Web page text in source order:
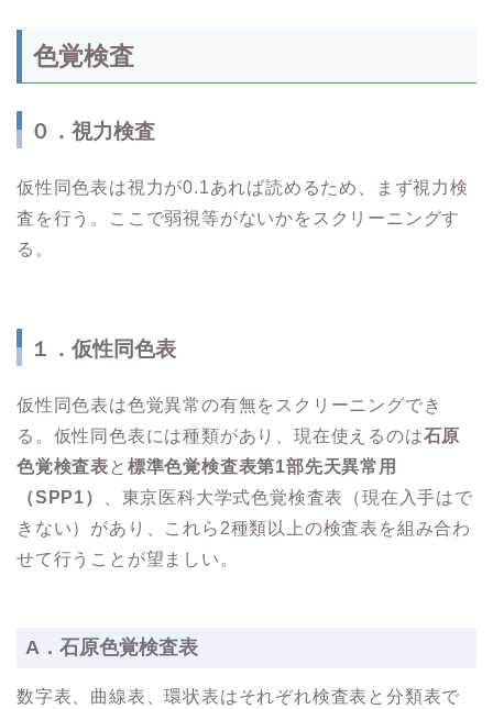
色覚検査
０．視力検査
仮性同色表は視力が0.1あれば読めるため、まず視力検
査を行う。ここで弱視等がないかをスクリーニングす
る。
１．仮性同色表
仮性同色表は色覚異常の有無をスクリーニングでき
る。仮性同色表には種類があり、現在使えるのは石原
色覚検査表 と 標準色覚検査表第1部先天異常用
（SPP1）
、東京医科大学式色覚検査表（現在入手はで
きない）があり、これら2種類以上の検査表を組み合わ
せて行うことが望ましい。
A．石原色覚検査表
数字表、曲線表、環状表はそれぞれ検査表と分類表で